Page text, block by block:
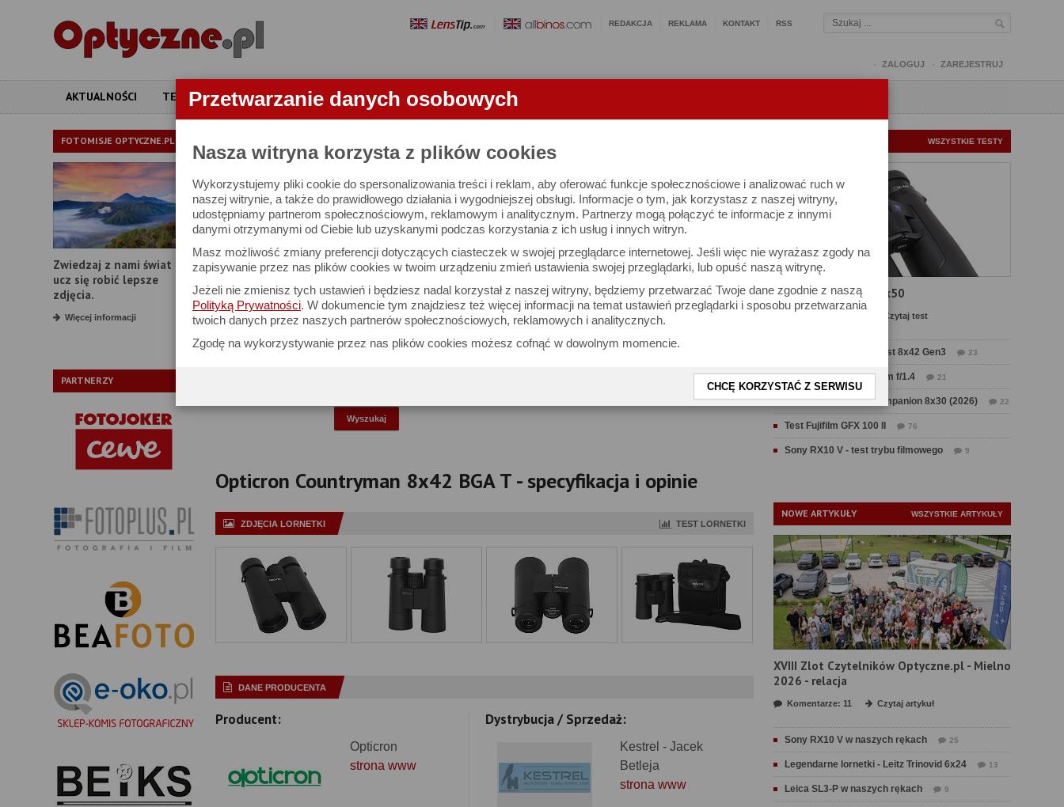
Przetwarzanie danych osobowych
Nasza witryna korzysta z plików cookies
Wykorzystujemy pliki cookie do spersonalizowania treści i reklam, aby oferować funkcje społecznościowe i analizować ruch w
naszej witrynie, a także do prawidłowego działania i wygodniejszej obsługi. Informacje o tym, jak korzystasz z naszej witryny,
udostępniamy partnerom społecznościowym, reklamowym i analitycznym. Partnerzy mogą połączyć te informacje z innymi
danymi otrzymanymi od Ciebie lub uzyskanymi podczas korzystania z ich usług i innych witryn.
Masz możliwość zmiany preferencji dotyczących ciasteczek w swojej przeglądarce internetowej. Jeśli więc nie wyrażasz zgody na
zapisywanie przez nas plików cookies w twoim urządzeniu zmień ustawienia swojej przeglądarki, lub opuść naszą witrynę.
Jeżeli nie zmienisz tych ustawień i będziesz nadal korzystał z naszej witryny, będziemy przetwarzać Twoje dane zgodnie z naszą
Polityką Prywatności. W dokumencie tym znajdziesz też więcej informacji na temat ustawień przeglądarki i sposobu przetwarzania
twoich danych przez naszych partnerów społecznościowych, reklamowych i analitycznych.
Zgodę na wykorzystywanie przez nas plików cookies możesz cofnąć w dowolnym momencie.
CHCĘ KORZYSTAĆ Z SERWISU
REDAKCJA REKLAMA KONTAKT RSS
ZALOGUJ ZAREJESTRUJ
AKTUALNOŚCI TESTY ARTYKUŁY APARATY OBIEKTYWY LORNETKI
FOTOMISJE OPTYCZNE.PL
Zwiedzaj z nami świat i
ucz się robić lepsze
zdjęcia.
Więcej informacji
PARTNERZY
LORNETKI
W bazie znajduje się 3021 lornetek i 1581 ocen.
Możesz też zrobić
własne porównanie lornetek
Porównaj lornetki
Proszę podać interesujące Cię parametry
Producent:
Model:
Średnica obiektywu:
Opticron Countryman 8x42 BGA T - specyfikacja i opinie
ZDJĘCIA LORNETKI TEST LORNETKI
DANE PRODUCENTA
Producent:
Opticron
strona www
Dystrybucja / Sprzedaż:
Kestrel - Jacek
Betleja
strona www
WSZYSTKIE TESTY
Test Carl Zeiss SFL 8x50
Czytaj test
Test Delta Optical Forest 8x42 Gen3 23
Test Sirui Aurora 35 mm f/1.4 21
Test Swarovski CL Companion 8x30 (2026) 22
Test Fujifilm GFX 100 II 76
Sony RX10 V - test trybu filmowego 9
NOWE ARTYKUŁY WSZYSTKIE ARTYKUŁY
XVIII Zlot Czytelników Optyczne.pl - Mielno
2026 - relacja
Komentarze: 11 Czytaj artykuł
Sony RX10 V w naszych rękach 25
Legendarne lornetki - Leitz Trinovid 6x24 13
Leica SL3-P w naszych rękach 9